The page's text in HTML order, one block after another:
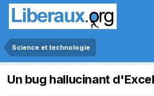
Science et technologie
Un bug hallucinant